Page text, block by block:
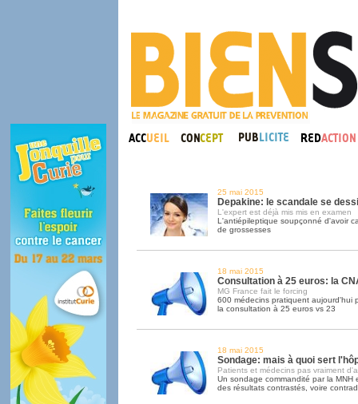
25 mai 2015
Depakine: le scandale se
L'expert est déjà mis mis en examen
L'antiépileptique soupçonné d'avoir
de grossesses
18 mai 2015
Consultation à 25 euros: la
MG France fait le forcing
600 médecins pratiquent aujourd'hui
la consultation à 25 euros vs 23
18 mai 2015
Sondage: mais à quoi sert
Patients et médecins pas vraiment
Un sondage commandité par la MNH
des résultats contrastés, voire